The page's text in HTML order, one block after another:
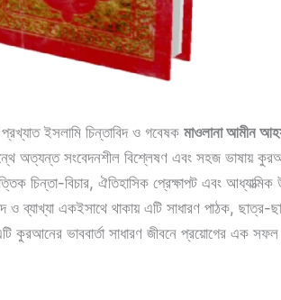
ইসলামি চিন্তাবিদ ও গবেষকমাওলানা আমীন
অত্যন্ত সংবেদনশীল বিশ্লেষণ এবং সহজ ভাষায়
চিন্তা-বিচার, ঐতিহাসিক প্রেক্ষাপট এবং আধ্যাত্মিক
ব্যাখ্যা একইসাথে থাকায় এটি সাধারণ পাঠক,
কুরআনের ভাববার্তা সাধারণ জীবনে প্রয়োগের এক সফল